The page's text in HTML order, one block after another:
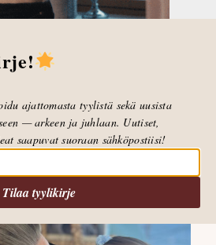
ajattomasta tyylistä sekä uusista
— arkeen ja juhlaan. Uutiset,
saapuvat suoraan sähköpostiisi!
Tilaa tyylikirje